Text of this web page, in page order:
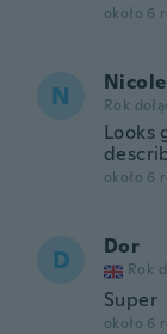
około 6
N Nicole
Rok
Looks
około 6
D Dor
Rok
Super
około 6